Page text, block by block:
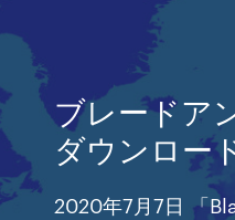
ブレードア
ダウンロー
2020年7月7日 「